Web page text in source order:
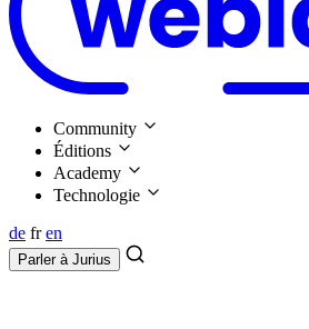
Community
Éditions
Academy
Technologie
de fr en
Parler à Jurius